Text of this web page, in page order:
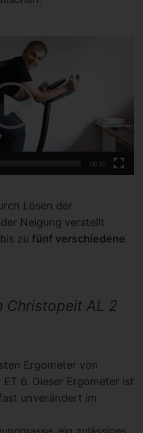
00:22
Lösen der
Neigung verstellt
zu fünf verschiedene
Christopeit AL 2
Ergometer von
6. Dieser Ergometer ist
unverändert im